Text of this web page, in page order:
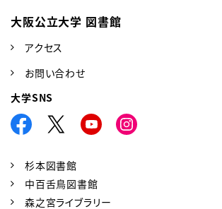
大阪公立大学 図書館
アクセス
お問い合わせ
大学SNS
杉本図書館
中百舌鳥図書館
森之宮ライブラリー